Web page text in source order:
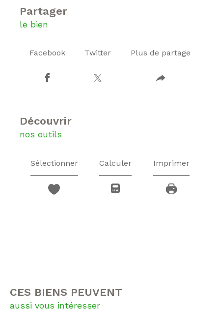
partager
le bien
Facebook Twitter Plus de partage
découvrir
nos outils
Sélectionner Calculer Imprimer
CES BIENS PEUVENT
aussi vous intéresser